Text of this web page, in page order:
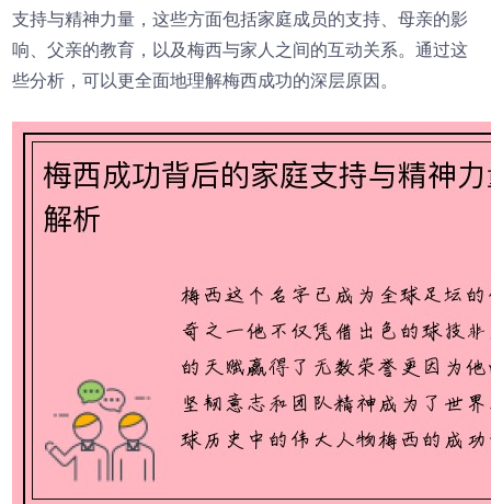
支持与精神力量，这些方面包括家庭成员的支持、母亲的影
响、父亲的教育，以及梅西与家人之间的互动关系。通过这
些分析，可以更全面地理解梅西成功的深层原因。